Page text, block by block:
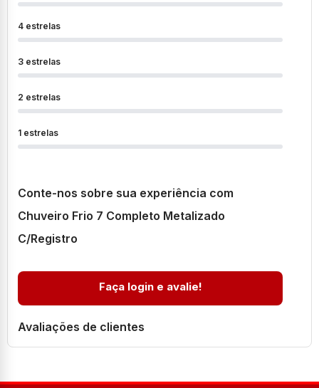
4 estrelas
3 estrelas
2 estrelas
1 estrelas
Conte-nos sobre sua experiência com
Chuveiro Frio 7 Completo Metalizado
C/Registro
Faça login e avalie!
Avaliações de clientes